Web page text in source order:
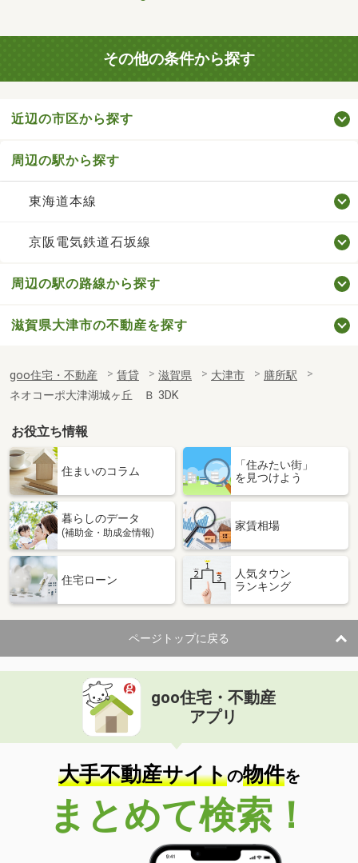
その他の条件から探す
近辺の市区から探す
周辺の駅から探す
東海道本線
京阪電気鉄道石坂線
周辺の駅の路線から探す
滋賀県大津市の不動産を探す
goo住宅・不動産 賃貸 滋賀県 大津市
膳所駅
ネオコーポ大津湖城ヶ丘 Ｂ 3DK
お役立ち情報
住まいのコラム
「住みたい街」
を見つけよう
暮らしのデータ
(補助金・助成金情報)
家賃相場
住宅ローン
人気タウン
ランキング
ページトップに戻る
goo住宅・不動産
アプリ
大手不動産サイトの物件を
まとめて検索！